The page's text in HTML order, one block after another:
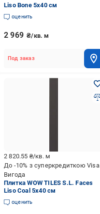
Liso Bone 5x40 см
оценить
2 969 ₴/кв. м
Под заказ
2 820.55 ₴/кв. м
До -10% з суперкредиткою Visa
Вигода
Плитка WOW TILES S.L. Faces
Liso Coal 5x40 см
оценить